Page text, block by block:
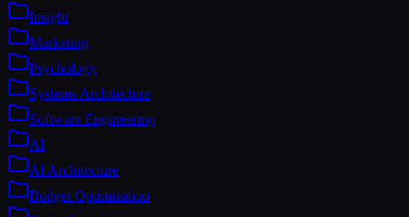
Insight
Marketing
Psychology
Systems Architecture
Software Engineering
AI
AI Architecture
Budget Optimization